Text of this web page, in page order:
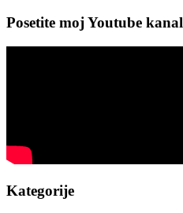
Posetite moj Youtube kanal
Kategorije